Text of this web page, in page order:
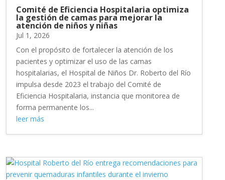
Comité de Eficiencia Hospitalaria optimiza
la gestión de camas para mejorar la
atención de niños y niñas
Jul 1, 2026
Con el propósito de fortalecer la atención de los
pacientes y optimizar el uso de las camas
hospitalarias, el Hospital de Niños Dr. Roberto del Río
impulsa desde 2023 el trabajo del Comité de
Eficiencia Hospitalaria, instancia que monitorea de
forma permanente los...
leer más